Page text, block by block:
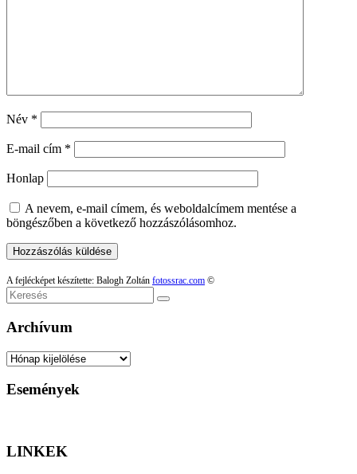
Név *
E-mail cím *
Honlap
A nevem, e-mail címem, és weboldalcímem mentése a
böngészőben a következő hozzászólásomhoz.
A fejlécképet készítette: Balogh Zoltán fotossrac.com ©
Keresés
Archívum
Archívum
Események
LINKEK